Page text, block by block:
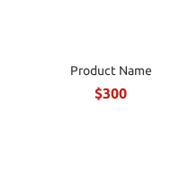
Product Name
$300